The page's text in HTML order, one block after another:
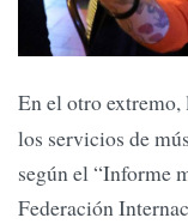
En el otro extremo,
los servicios de
según el “Informe
Federación